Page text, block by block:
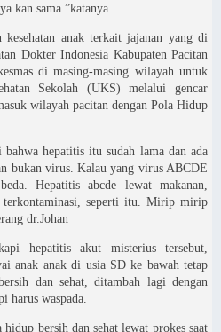
kan sama.”katanya
kesehatan anak terkait jajanan yang di
Dokter Indonesia Kabupaten Pacitan
di masing-masing wilayah untuk
Sekolah (UKS) melalui gencar
wilayah pacitan dengan Pola Hidup
hepatitis itu sudah lama dan ada
bukan virus. Kalau yang virus ABCDE
Hepatitis abcde lewat makanan,
terkontaminasi, seperti itu. Mirip mirip
dr.Johan
hepatitis akut misterius tersebut,
anak anak di usia SD ke bawah tetap
dan sehat, ditambah lagi dengan
harus waspada.
bersih dan sehat lewat prokes saat